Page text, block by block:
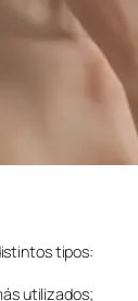
tipos:
utilizados;